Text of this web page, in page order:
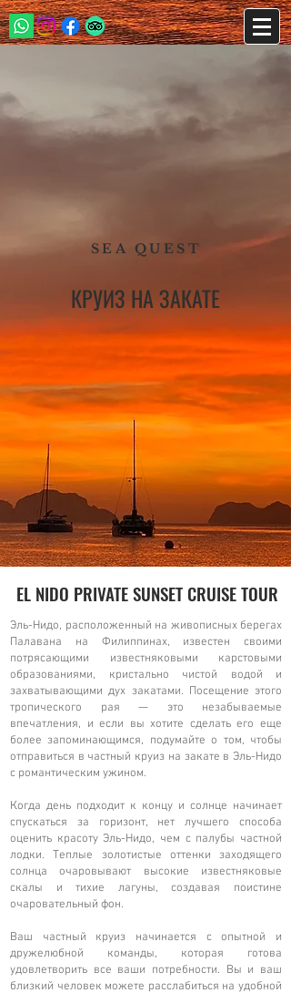
SEA QUEST
КРУИЗ НА ЗАКАТЕ
EL NIDO PRIVATE SUNSET CRUISE TOUR
Эль-Нидо, расположенный на живописных берегах
Палавана на Филиппинах, известен своими
потрясающими известняковыми карстовыми
образованиями, кристально чистой водой и
захватывающими дух закатами. Посещение этого
тропического рая — это незабываемые
впечатления, и если вы хотите сделать его еще
более запоминающимся, подумайте о том, чтобы
отправиться в частный круиз на закате в Эль-Нидо
с романтическим ужином.
Когда день подходит к концу и солнце начинает
спускаться за горизонт, нет лучшего способа
оценить красоту Эль-Нидо, чем с палубы частной
лодки. Теплые золотистые оттенки заходящего
солнца очаровывают высокие известняковые
скалы и тихие лагуны, создавая поистине
очаровательный фон.
Ваш частный круиз начинается с опытной и
дружелюбной команды, которая готова
удовлетворить все ваши потребности. Вы и ваш
близкий человек можете расслабиться на удобной